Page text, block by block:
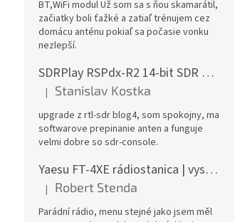
BT,WiFi modul Už som sa s ňou skamarátil,
začiatky boli ťažké a zatiaľ trénujem cez
domácu anténu pokiaľ sa počasie vonku
nezlepší.
SDRPlay RSPdx-R2 14-bit SDR prijímač 1kHz-2GHz
Hodnotenie produktu je 5 z 5 hviezdičiek.
| Stanislav Kostka
upgrade z rtl-sdr blog4, som spokojny, ma
softwarove prepinanie anten a funguje
velmi dobre so sdr-console.
Yaesu FT-4XE rádiostanica | vysielačka
Hodnotenie produktu je 5 z 5 hviezdičiek.
| Robert Stenda
Parádní rádio, menu stejné jako jsem měl